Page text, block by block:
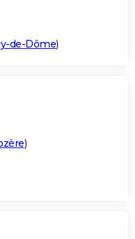
de-Dôme)
)